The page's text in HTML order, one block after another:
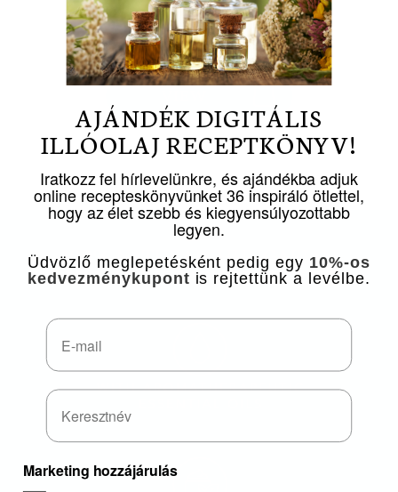
2 490 Ft
100% NATURAL, HUNGARIAN
AROMATHERAPY PRODUCTS
AJÁNDÉK DIGITÁLIS
ILLÓOLAJ RECEPTKÖNYV!
Iratkozz fel hírlevelünkre, és ajándékba adjuk
online recepteskönyvünket 36 inspiráló ötlettel,
hogy az élet szebb és kiegyensúlyozottabb
legyen.
Üdvözlő meglepetésként pedig egy 10%-os
kedvezménykupont is rejtettünk a levélbe.
Email
Marketing hozzájárulás